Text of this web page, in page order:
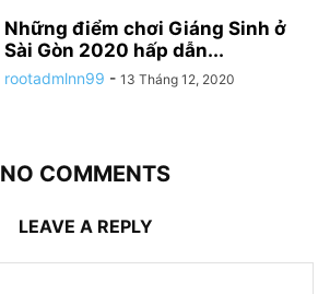
Những điểm chơi Giáng Sinh ở
Sài Gòn 2020 hấp dẫn...
rootadmlnn99 - 13 Tháng 12, 2020
NO COMMENTS
LEAVE A REPLY